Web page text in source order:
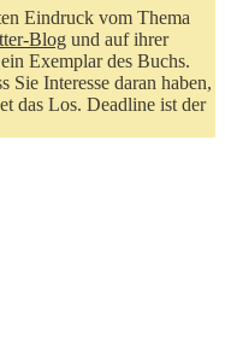
Eindruck vom Thema
Blog und auf ihrer
Exemplar des Buchs.
Sie Interesse daran haben,
das Los. Deadline ist der